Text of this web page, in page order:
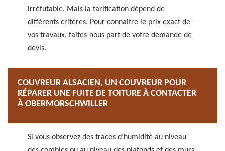
irréfutable. Mais la tarification dépend de
différents critères. Pour connaitre le prix exact de
vos travaux, faites-nous part de votre demande de
devis.
COUVREUR ALSACIEN, UN COUVREUR POUR
RÉPARER UNE FUITE DE TOITURE À CONTACTER
À OBERMORSCHWILLER
Si vous observez des traces d’humidité au niveau